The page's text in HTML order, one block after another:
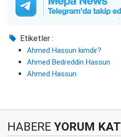
Etiketler :
Ahmed Hassun kimdir?
Ahmed Bedreddin Hassun
Ahmed Hassun
HABERE YORUM KAT